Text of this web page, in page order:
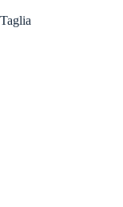
Taglia